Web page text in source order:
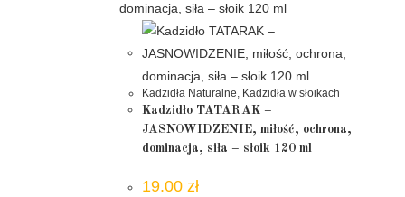
Kadzidła Naturalne, Kadzidła w słoikach
Kadzidło TATARAK –
JASNOWIDZENIE, miłość, ochrona,
dominacja, siła – słoik 120 ml
19.00 zł